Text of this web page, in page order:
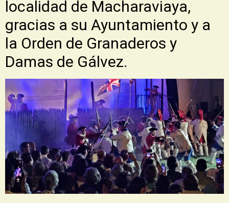
localidad de Macharaviaya,
gracias a su Ayuntamiento y a
la Orden de Granaderos y
Damas de Gálvez.